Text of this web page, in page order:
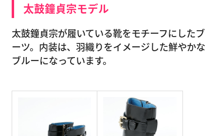
太鼓鐘貞宗モデル
太鼓鐘貞宗が履いている靴をモチーフにしたブ
ーツ。内装は、羽織りをイメージした鮮やかな
ブルーになっています。